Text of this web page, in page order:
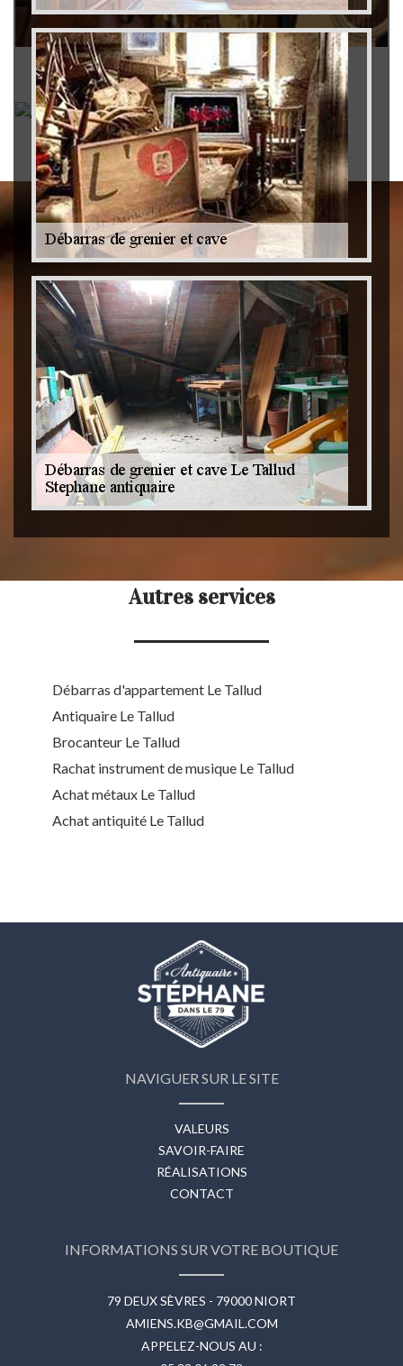
Rachat instrument de musique 79
Achat antiquité 79
Autres services
Débarras d'appartement Le Tallud
Antiquaire Le Tallud
Brocanteur Le Tallud
Rachat instrument de musique Le Tallud
Achat métaux Le Tallud
Achat antiquité Le Tallud
NAVIGUER SUR LE SITE
VALEURS
SAVOIR-FAIRE
RÉALISATIONS
CONTACT
INFORMATIONS SUR VOTRE BOUTIQUE
79 DEUX SÈVRES - 79000 NIORT
AMIENS.KB@GMAIL.COM
APPELEZ-NOUS AU :